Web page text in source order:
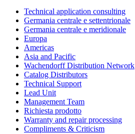
Technical application consulting
Germania centrale e settentrionale
Germania centrale e meridionale
Europa
Americas
Asia and Pacific
Wachendorff Distribution Network
Catalog Distributors
Technical Support
Lead Unit
Management Team
Richiesta prodotto
Warranty and repair processing
Compliments & Criticism